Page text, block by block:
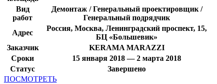
Вид
работ
Демонтаж / Генеральный проектировщик /
Генеральный подрядчик
Адрес
Россия, Москва, Ленинградский проспект, 15,
БЦ «Большевик»
Заказчик
KERAMA MARAZZI
Сроки
15 января 2018 — 2 марта 2018
Статус
Завершено
ПОСМОТРЕТЬ